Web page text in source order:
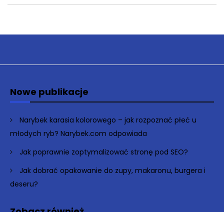
Nowe publikacje
Narybek karasia kolorowego – jak rozpoznać płeć u
młodych ryb? Narybek.com odpowiada
Jak poprawnie zoptymalizować stronę pod SEO?
Jak dobrać opakowanie do zupy, makaronu, burgera i
deseru?